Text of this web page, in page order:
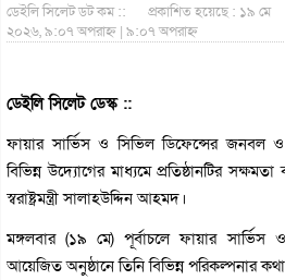
ডেইলি সিলেট ডট কম ::
প্রকাশিত হয়েছে : ১৯ মে
২০২৬, ৯:০৭ অপরাহ্ন | ৯:০৭ অপরাহ্ন
ডেইলি সিলেট ডেস্ক ::
ফায়ার সার্ভিস ও সিভিল ডিফেন্সের জনবল
বিভিন্ন উদ্যোগের মাধ্যমে প্রতিষ্ঠানটির
স্বরাষ্ট্রমন্ত্রী সালাহউদ্দিন আহমদ।
মঙ্গলবার (১৯ মে) পূর্বাচলে ফায়ার সার্ভিস
আয়েজিত অনুষ্ঠানে তিনি বিভিন্ন পরিকল্পনার